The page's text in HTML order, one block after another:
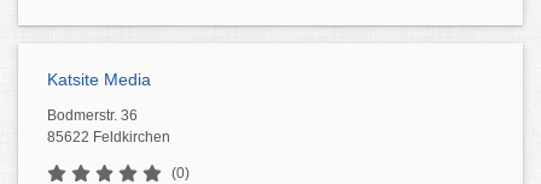
Katsite Media
Bodmerstr. 36
85622 Feldkirchen
(0)